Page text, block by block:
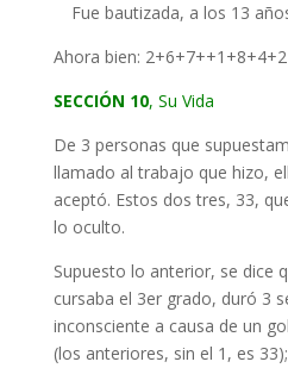
Fue bautizada, a los 13
Ahora bien:
SECCIÓN 10, Su Vida
De 3 personas que
llamado al trabajo que hizo,
aceptó. Estos dos tres, 33,
lo oculto.
Supuesto lo anterior, se dice
cursaba el 3er grado, duró 3
inconsciente a causa de un
(los anteriores, sin el 1, es